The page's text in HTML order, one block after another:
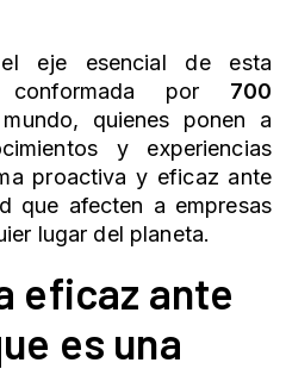
eje esencial de esta
conformada por 700
quienes ponen a
y experiencias
proactiva y eficaz ante
que afecten a empresas
lugar del planeta.
eficaz ante
es una